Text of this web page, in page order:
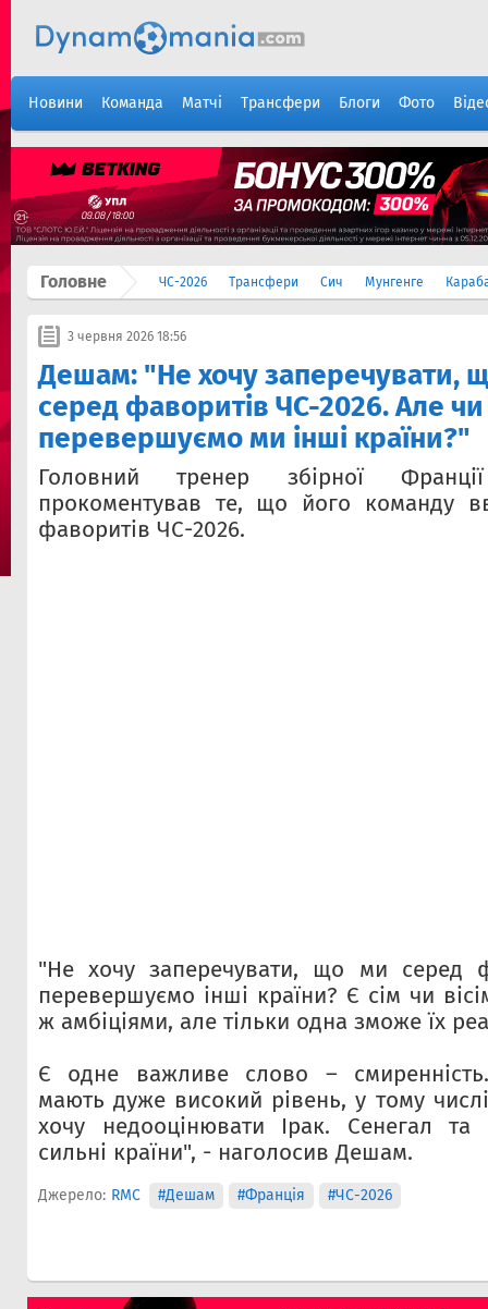
Новини Команда Матчі Трансфери Блоги Фото
Головне ЧС-2026 Трансфери Сич Мунгенге
3 червня 2026 18:56
Дешам: "Не хочу заперечувати,
серед фаворитів ЧС-2026. Але чи
перевершуємо ми інші країни?"
Головний тренер збірної
прокоментував те, що його команду
фаворитів ЧС-2026.
"Не хочу заперечувати, що ми серед
перевершуємо інші країни? Є сім чи
ж амбіціями, але тільки одна зможе їх
Є одне важливе слово –
мають дуже високий рівень, у тому
хочу недооцінювати Ірак. Сенегал
сильні країни", - наголосив Дешам.
Джерело: RMC #Дешам #Франція #ЧС-2026